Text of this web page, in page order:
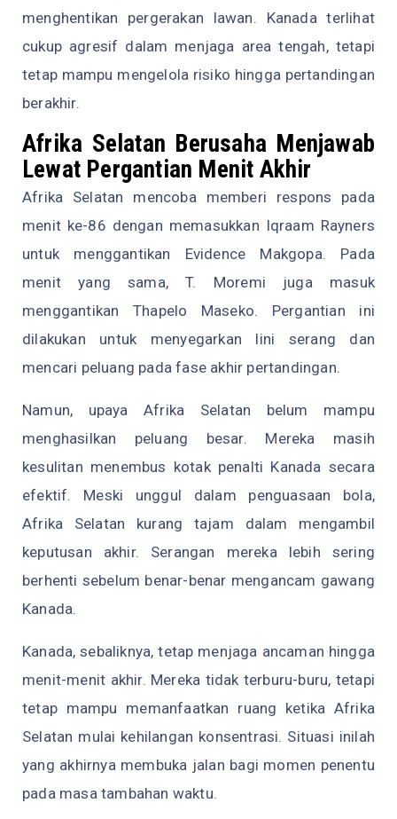
menghentikan pergerakan lawan. Kanada terlihat
cukup agresif dalam menjaga area tengah, tetapi
tetap mampu mengelola risiko hingga pertandingan
berakhir.
Afrika Selatan Berusaha Menjawab
Lewat Pergantian Menit Akhir
Afrika Selatan mencoba memberi respons pada
menit ke-86 dengan memasukkan Iqraam Rayners
untuk menggantikan Evidence Makgopa. Pada
menit yang sama, T. Moremi juga masuk
menggantikan Thapelo Maseko. Pergantian ini
dilakukan untuk menyegarkan lini serang dan
mencari peluang pada fase akhir pertandingan.
Namun, upaya Afrika Selatan belum mampu
menghasilkan peluang besar. Mereka masih
kesulitan menembus kotak penalti Kanada secara
efektif. Meski unggul dalam penguasaan bola,
Afrika Selatan kurang tajam dalam mengambil
keputusan akhir. Serangan mereka lebih sering
berhenti sebelum benar-benar mengancam gawang
Kanada.
Kanada, sebaliknya, tetap menjaga ancaman hingga
menit-menit akhir. Mereka tidak terburu-buru, tetapi
tetap mampu memanfaatkan ruang ketika Afrika
Selatan mulai kehilangan konsentrasi. Situasi inilah
yang akhirnya membuka jalan bagi momen penentu
pada masa tambahan waktu.